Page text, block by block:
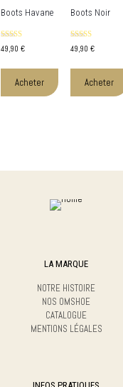
Boots Havane
Rated
5.00
49,90 €
Acheter
Boots Noir
Rated
5.00
49,90€
Acheter
LA MARQUE
NOTRE HISTOIRE
NOS OMSHOE
CATALOGUE
MENTIONS LÉGALES